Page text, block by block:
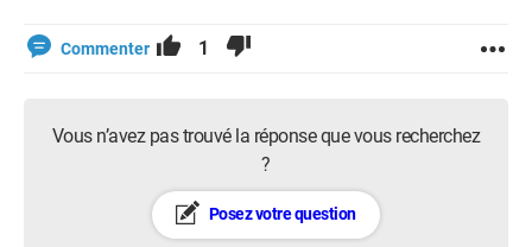
Commenter 1
Vous n’avez pas trouvé la réponse que vous recherchez
?
Posez votre question